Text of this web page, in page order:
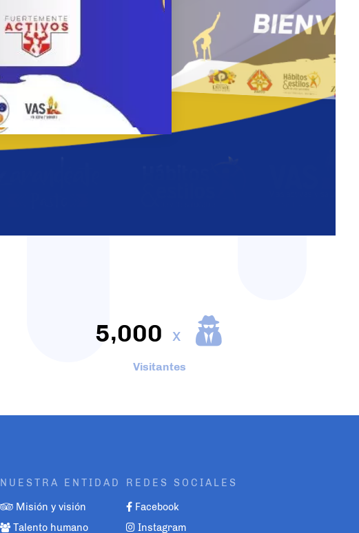
5,000 x
Visitantes
NUESTRA ENTIDAD
Misión y visión
Talento humano
REDES SOCIALES
Facebook
Instagram